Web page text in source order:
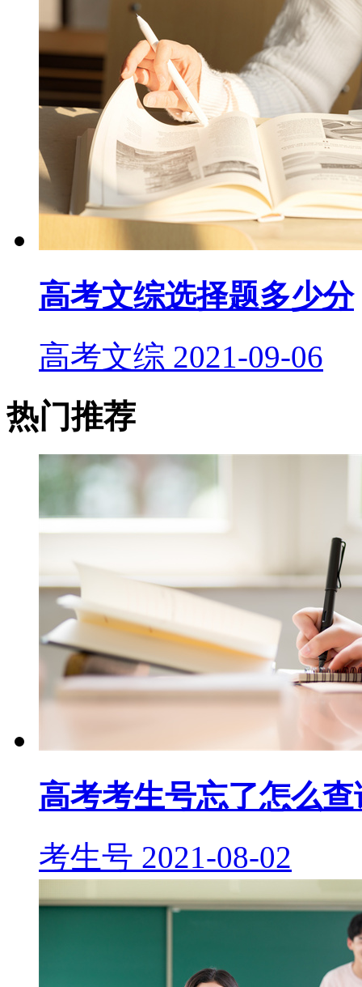
高考文综选择题多少分
高考文综 2021-09-06
热门推荐
高考考生号忘了怎么查
考生号 2021-08-02